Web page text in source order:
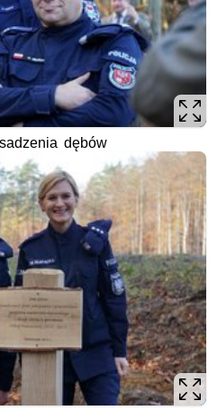
dębów